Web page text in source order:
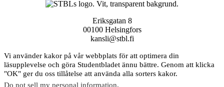
Eriksgatan 8
00100 Helsingfors
kansli@stbl.fi
Vi använder kakor på vår webbplats för att optimera din
läsupplevelse och göra Studentbladet ännu bättre. Genom att klicka
"OK" ger du oss tillåtelse att använda alla sorters kakor.
Do not sell my personal information.